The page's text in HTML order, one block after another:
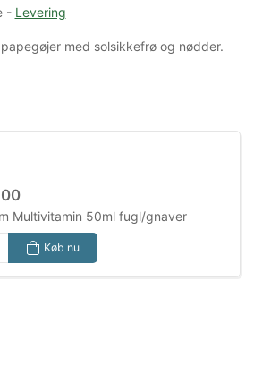
- Levering
med solsikkefrø og nødder.
Multivitamin 50ml fugl/gnaver
Køb nu